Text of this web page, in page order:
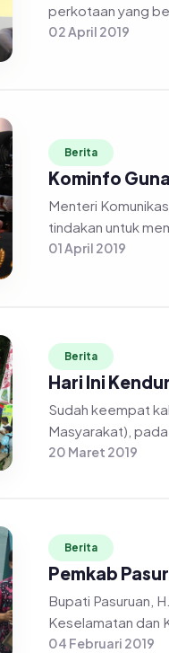
perkotaan yang
02 April 2019
Berita
Kominfo
Menteri
tindakan untuk
01 April 2019
Berita
Hari Ini
Sudah keempat
Masyarakat),
20 Maret 2019
Berita
Pemkab
Bupati Pasuruan,
Keselamatan dan
04 Februari 2019